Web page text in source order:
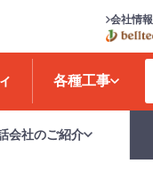
会社情報
各種工事
会社のご紹介